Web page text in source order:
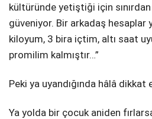
kültüründe yetiştiği için
güveniyor. Bir arkadaş hesaplar
kiloyum, 3 bira içtim, altı saat
promilim kalmıştır…”
Peki ya uyandığında hâlâ dikkat
Ya yolda bir çocuk aniden